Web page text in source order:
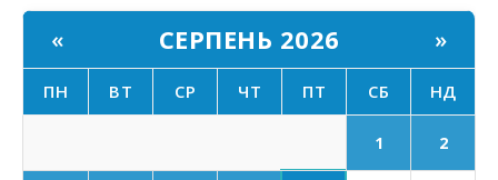
« СЕРПЕНЬ 2026 »
ПН ВТ СР ЧТ ПТ СБ НД
1 2